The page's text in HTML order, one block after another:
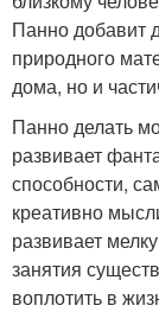
Панно добавит
природного
дома, но и
Панно делать
развивает
способности,
креативно
развивает
занятия
воплотить в